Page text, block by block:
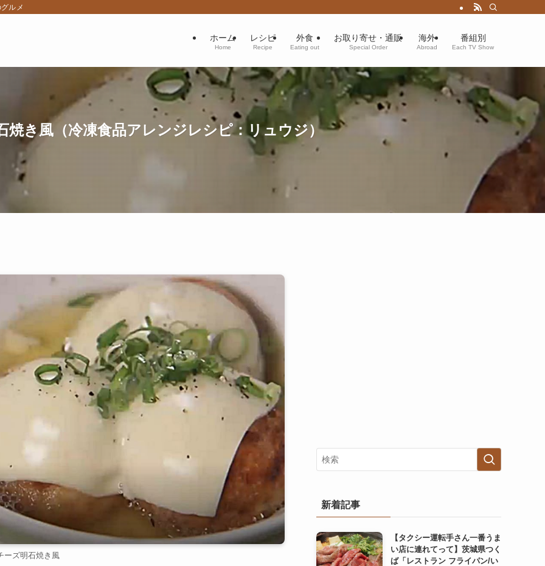
ルメ
ホーム
Home
レシピ
Recipe
外食
Eating out
お取り寄せ・通販
Special Order
海外
Abroad
番組別
Each TV Show
焼き風（冷凍食品アレンジレシピ：リュウジ）
ーズ明石焼き風
新着記事
【タクシー運転手さん一番うま
い店に連れてって】茨城県つく
ば「レストラン フライパン/い